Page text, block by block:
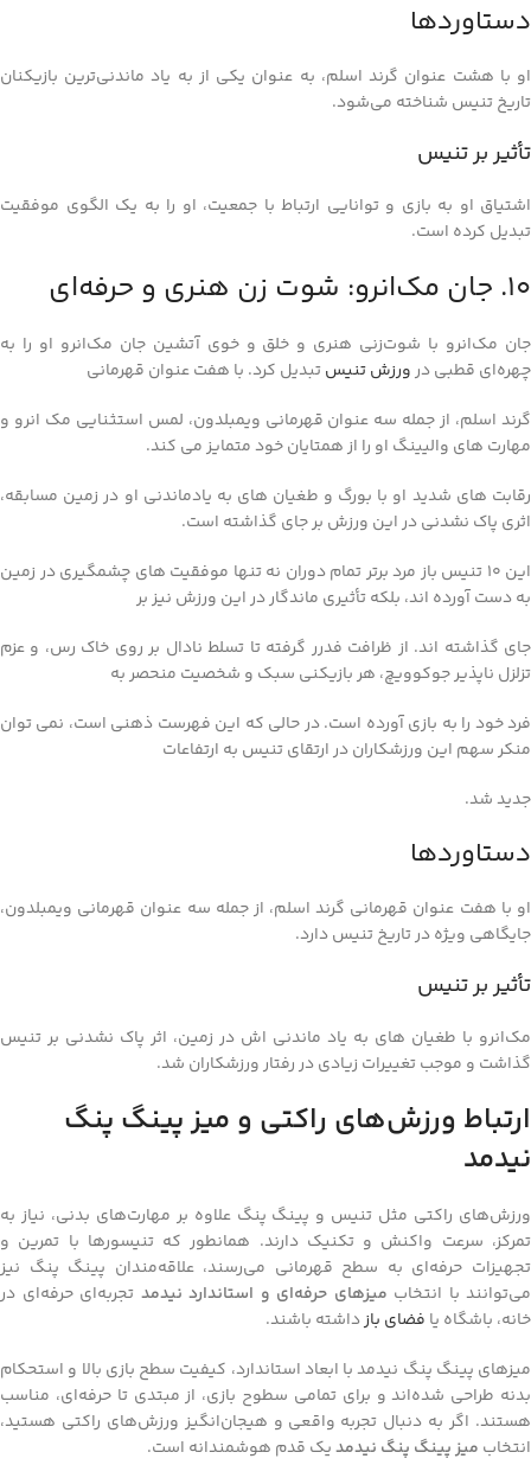
دستاوردها
او با هشت عنوان گرند اسلم، به‌ عنوان یکی از به‌ یاد ماندنی‌ترین بازیکنان
تاریخ تنیس شناخته می‌شود.
تأثیر بر تنیس
اشتیاق او به بازی و توانایی ارتباط با جمعیت، او را به یک الگوی موفقیت
تبدیل کرده است.
10. جان مک‌انرو: شوت زن هنری و حرفه‌ای
جان مک‌انرو با شوت‌زنی هنری و خلق و خوی آتشین جان مک‌انرو او را به
چهره‌ای قطبی درورزش تنیستبدیل کرد. با هفت عنوان قهرمانی
گرند اسلم، از جمله سه عنوان قهرمانی ویمبلدون، لمس استثنایی مک انرو و
مهارت های والیینگ او را از همتایان خود متمایز می کند.
رقابت های شدید او با بورگ و طغیان های به یادماندنی او در زمین مسابقه،
اثری پاک نشدنی در این ورزش بر جای گذاشته است.
این 10 تنیس باز مرد برتر تمام دوران نه تنها موفقیت های چشمگیری در زمین
به دست آورده اند، بلکه تأثیری ماندگار در این ورزش نیز بر
جای گذاشته اند. از ظرافت فدرر گرفته تا تسلط نادال بر روی خاک رس، و عزم
تزلزل ناپذیر جوکوویچ، هر بازیکنی سبک و شخصیت منحصر به
فرد خود را به بازی آورده است. در حالی که این فهرست ذهنی است، نمی توان
منکر سهم این ورزشکاران در ارتقای تنیس به ارتفاعات
جدید شد.
دستاوردها
او با هفت عنوان قهرمانی گرند اسلم، از جمله سه عنوان قهرمانی ویمبلدون،
جایگاهی ویژه در تاریخ تنیس دارد.
تأثیر بر تنیس
مک‌انرو با طغیان‌ های به‌ یاد ماندنی‌ اش در زمین، اثر پاک‌ نشدنی بر تنیس
گذاشت و موجب تغییرات زیادی در رفتار ورزشکاران شد.
ارتباط ورزش‌های راکتی و میز پینگ پنگ
نیدمد
ورزش‌های راکتی مثل تنیس و پینگ پنگ علاوه بر مهارت‌های بدنی، نیاز به
تمرکز، سرعت واکنش و تکنیک دارند. همانطور که تنیسورها با تمرین و
تجهیزات حرفه‌ای به سطح قهرمانی می‌رسند، علاقه‌مندان پینگ پنگ نیز
می‌توانند با انتخاب میزهای حرفه‌ای و استاندارد نیدمد تجربه‌ای حرفه‌ای در
خانه، باشگاه یا فضای بازداشته باشند.
میزهای پینگ پنگ نیدمد با ابعاد استاندارد، کیفیت سطح بازی بالا و استحکام
بدنه طراحی شده‌اند و برای تمامی سطوح بازی، از مبتدی تا حرفه‌ای، مناسب
هستند. اگر به دنبال تجربه واقعی و هیجان‌انگیز ورزش‌های راکتی هستید،
انتخاب میز پینگ پنگ نیدمدیک قدم هوشمندانه است.